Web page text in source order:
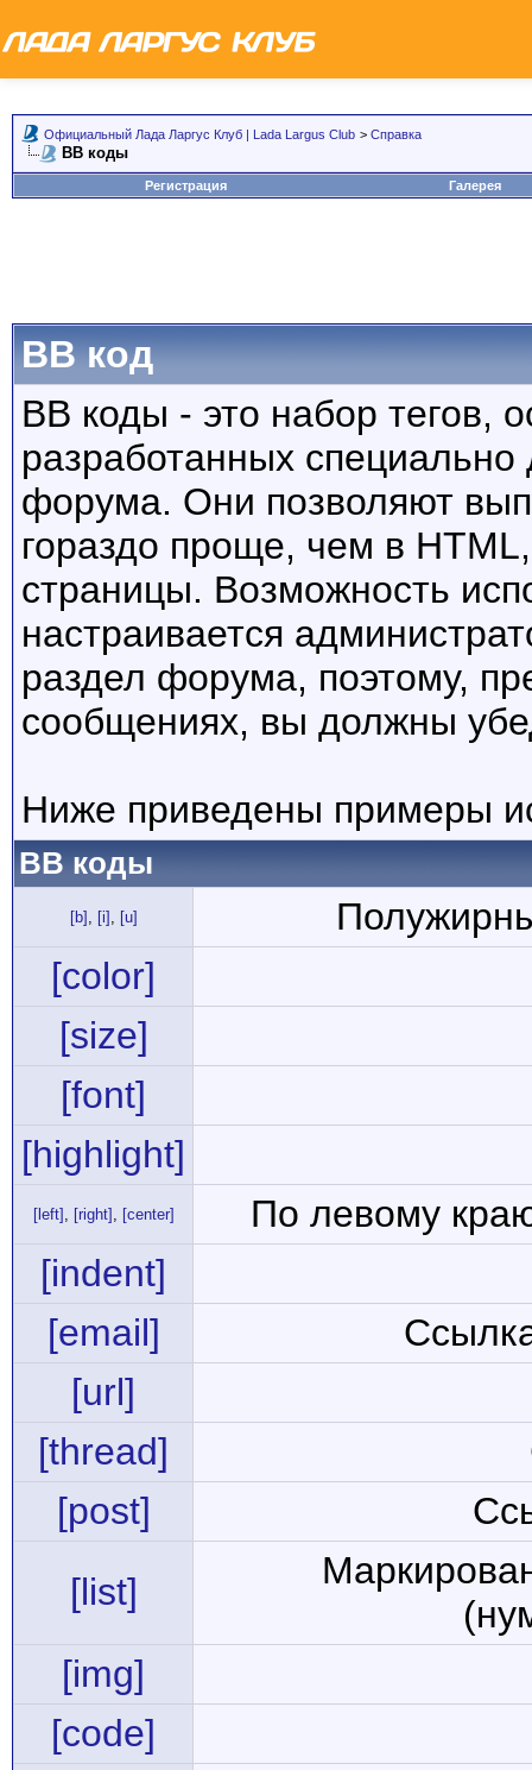
Официальный Лада Ларгус Клуб | Lada Largus Club > Справка
BB коды
Регистрация Галерея
BB код
BB коды - это набор тегов,
разработанных
форума. Они позволяют
гораздо проще, чем в
страницы. Возможность
настраивается
раздел форума, поэтому,
сообщениях, вы должны
Ниже приведены примеры
BB коды
[b] , [i] , [u]
[color]
[size]
[font]
[highlight]
[left] , [right] , [center]
По левому
[indent]
[email]
[url]
[thread]
[post]
[list]
[img]
[code]